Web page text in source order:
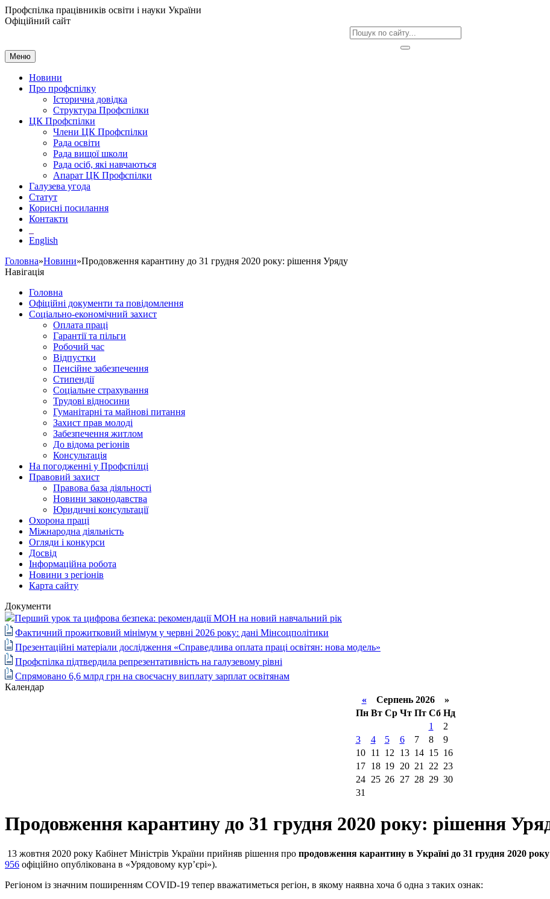
Профспілка працівників освіти і науки України
Офіційний сайт
Меню
Новини
Про профспілку
Історична довідка
Структура Профспілки
ЦК Профспілки
Члени ЦК Профспілки
Рада освіти
Рада вищої школи
Рада осіб, які навчаються
Апарат ЦК Профспілки
Галузева угода
Статут
Корисні посилання
Контакти
English
Головна»Новини»Продовження карантину до 31 грудня 2020 року: рішення Уряду
Навігація
Головна
Офіційні документи та повідомлення
Соціально-економічний захист
Оплата праці
Гарантії та пільги
Робочий час
Відпустки
Пенсійне забезпечення
Стипендії
Соціальне страхування
Трудові відносини
Гуманітарні та майнові питання
Захист прав молоді
Забезпечення житлом
До відома регіонів
Консультація
На погодженні у Профспілці
Правовий захист
Правова база діяльності
Новини законодавства
Юридичні консультації
Охорона праці
Міжнародна діяльність
Огляди і конкурси
Досвід
Інформаційна робота
Новини з регіонів
Карта сайту
Документи
Перший урок та цифрова безпека: рекомендації МОН на новий навчальний рік
Фактичний прожитковий мінімум у червні 2026 року: дані Мінсоцполітики
Презентаційні матеріали дослідження «Справедлива оплата праці освітян: нова модель»
Профспілка підтвердила репрезентативність на галузевому рівні
Спрямовано 6,6 млрд грн на своєчасну виплату зарплат освітянам
Календар
«Серпень 2026 »
Пн Вт Ср Чт Пт Сб Нд
1
2
3
4 5 6 7 8
9
10
11 12 13 14 15 16
17
18 19 20 21 22 23
24
25 26 27 28 29 30
31
Продовження карантину до 31 грудня 2020 року: рішення
13 жовтня 2020 року Кабінет Міністрів України прийняв рішення про продовження карантину в Україні до 31 грудня 2020 року
956 офіційно опублікована в «Урядовому кур’єрі»).
Регіоном із значним поширенням COVID-19 тепер вважатиметься регіон, в якому наявна хоча б одна з таких ознак: